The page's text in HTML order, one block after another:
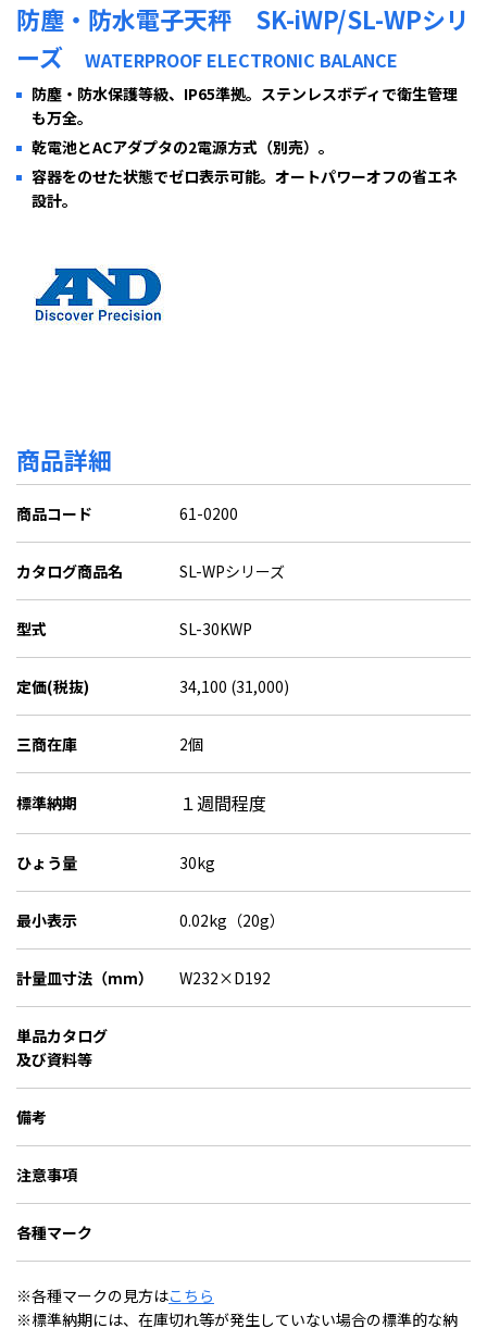
防塵・防水電子天秤 SK-iWP/SL-WPシリ
ーズ
WATERPROOF ELECTRONIC BALANCE
防塵・防水保護等級、IP65準拠。ステンレスボディで衛生管理
も万全。
乾電池とACアダプタの2電源方式（別売）。
容器をのせた状態でゼロ表示可能。オートパワーオフの省エネ
設計。
商品詳細
商品コード 61-0200
カタログ商品名 SL-WPシリーズ
型式 SL-30KWP
定価(税抜) 34,100 (31,000)
三商在庫 2個
標準納期 １週間程度
ひょう量 30kg
最小表示 0.02kg（20g）
計量皿寸法（mm） W232×D192
単品カタログ
及び資料等
備考
注意事項
各種マーク
※各種マークの見方はこちら
※標準納期には、在庫切れ等が発生していない場合の標準的な納